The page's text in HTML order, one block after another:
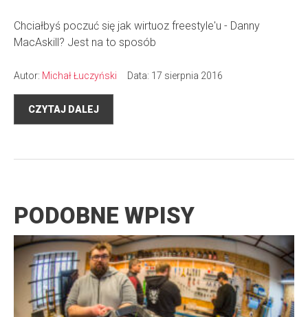
Chciałbyś poczuć się jak wirtuoz freestyle'u - Danny
MacAskill? Jest na to sposób
Autor: Michał Łuczyński Data: 17 sierpnia 2016
CZYTAJ DALEJ
PODOBNE WPISY